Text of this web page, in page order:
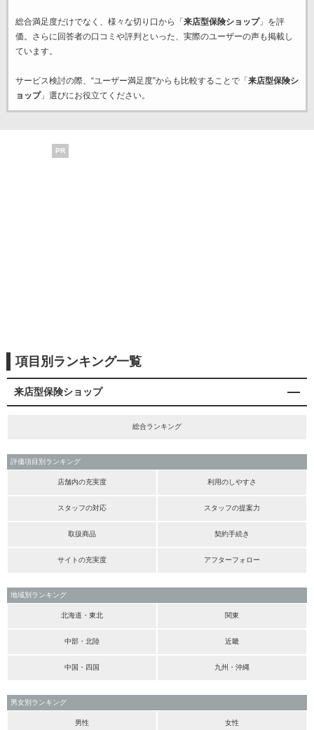
総合満足度だけでなく、様々な切り口から「 来店型保険ショップ」を評
価。さらに回答者の口コミや評判といった、実際のユーザーの声も掲載し
ています。
サービス検討の際、“ユーザー満足度”からも比較することで「 来店型保険シ
ョップ」選びにお役立てください。
PR
項目別ランキング一覧
来店型保険ショップ
総合ランキング
評価項目別ランキング
店舗内の充実度 利用のしやすさ
スタッフの対応 スタッフの提案力
取扱商品 契約手続き
サイトの充実度 アフターフォロー
地域別ランキング
北海道・東北 関東
中部・北陸 近畿
中国・四国 九州・沖縄
男女別ランキング
男性 女性